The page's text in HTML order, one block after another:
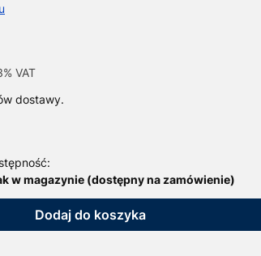
VAT
VAT
dostawy.
w magazynie (dostępny na zamówienie)
Dodaj do koszyka